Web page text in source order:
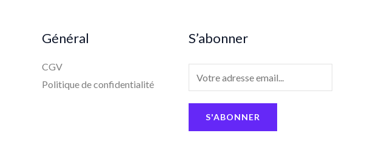
Général
CGV
Politique de confidentialité
S’abonner
m
a
S'ABONNER